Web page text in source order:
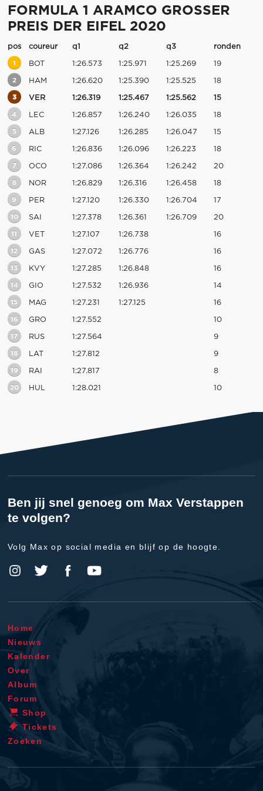
FORMULA 1 ARAMCO GROSSER
PREIS DER EIFEL 2020
pos coureur q1 q2 q3 ronden
1 BOT 1:26.573 1:25.971 1:25.269 19
2 HAM 1:26.620 1:25.390 1:25.525 18
3 VER 1:26.319 1:25.467 1:25.562 15
4 LEC 1:26.857 1:26.240 1:26.035 18
5 ALB 1:27.126 1:26.285 1:26.047 15
6 RIC 1:26.836 1:26.096 1:26.223 18
7 OCO 1:27.086 1:26.364 1:26.242 20
8 NOR 1:26.829 1:26.316 1:26.458 18
9 PER 1:27.120 1:26.330 1:26.704 17
10 SAI 1:27.378 1:26.361 1:26.709 20
11 VET 1:27.107 1:26.738 16
12 GAS 1:27.072 1:26.776 16
13 KVY 1:27.285 1:26.848 16
14 GIO 1:27.532 1:26.936 14
15 MAG 1:27.231 1:27.125 16
16 GRO 1:27.552 10
17 RUS 1:27.564 9
18 LAT 1:27.812 9
19 RAI 1:27.817 8
20 HUL 1:28.021 10
Ben jij snel genoeg om Max Verstappen
te volgen?
Volg Max op social media en blijf op de hoogte.
Home
Nieuws
Kalender
Over
Album
Forum
Shop
Tickets
Zoeken